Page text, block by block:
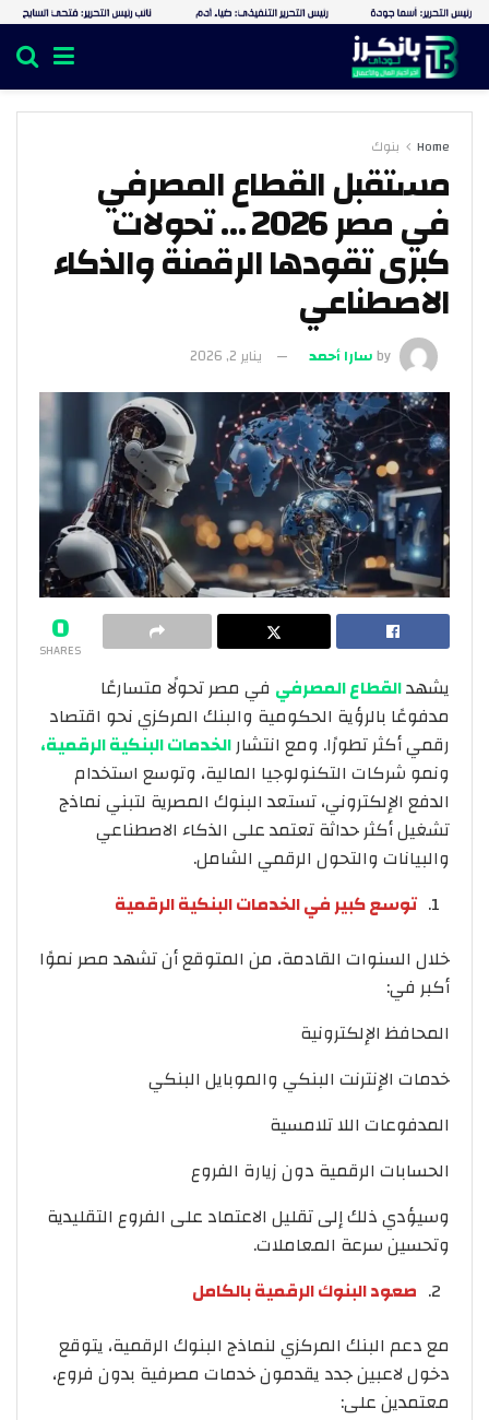
Home بنوك
مستقبل القطاع المصرفي
في مصر 2026 … تحولات
كبرى تقودها الرقمنة والذكاء
الاصطناعي
byسارا أحمد يناير 2, 2026
0
SHARES
يشهدالقطاع المصرفي في مصر تحولًا متسارعًا
مدفوعًا بالرؤية الحكومية والبنك المركزي نحو اقتصاد
رقمي أكثر تطورًا. ومع انتشارالخدمات البنكية الرقمية،
ونمو شركات التكنولوجيا المالية، وتوسع استخدام
الدفع الإلكتروني، تستعد البنوك المصرية لتبني نماذج
تشغيل أكثر حداثة تعتمد على الذكاء الاصطناعي
والبيانات والتحول الرقمي الشامل.
توسع كبير في الخدمات البنكية الرقمية
خلال السنوات القادمة، من المتوقع أن تشهد مصر نموًا
أكبر في:
المحافظ الإلكترونية
خدمات الإنترنت البنكي والموبايل البنكي
المدفوعات اللا تلامسية
الحسابات الرقمية دون زيارة الفروع
وسيؤدي ذلك إلى تقليل الاعتماد على الفروع التقليدية
وتحسين سرعة المعاملات.
صعود البنوك الرقمية بالكامل
مع دعم البنك المركزي لنماذج البنوك الرقمية، يتوقع
دخول لاعبين جدد يقدمون خدمات مصرفية بدون فروع،
معتمدين على: